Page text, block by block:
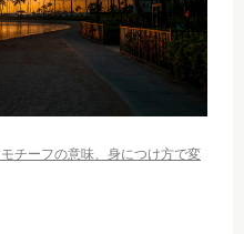
チーフの意味、身につけ方で変